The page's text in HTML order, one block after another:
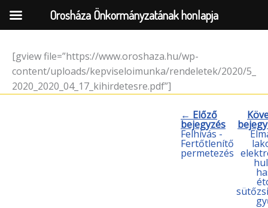
Skip
content
[gview file=”https://www.oroshaza.hu/wp-
content/uploads/kepviseloimunka/rendeletek/2020/5_
2020_2020_04_17_kihirdetesre.pdf”]
← Előző
bejegyzés
Felhívás -
Fertőtlenítő
permetezés
Orosháza Önkormányzatának honlapja